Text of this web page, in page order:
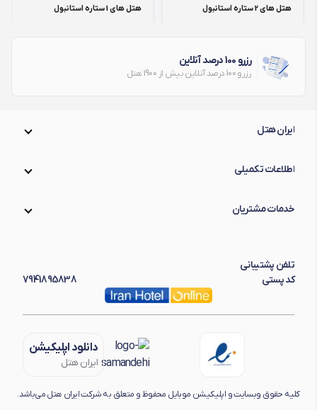
هتل های 2 ستاره استانبول هتل های 1 ستاره استانبول
رزرو 100 درصد آنلاین
رزرو 100 درصد آنلاین بیش از 1900 هتل
ایران هتل
اطلاعات تکمیلی
خدمات مشتریان
تلفن پشتیبانی
کد پستی
7941895838
دانلود اپلیکیشن
ایران هتل
کلیه حقوق وبسایت و اپلیکیشن موبایل محفوظ و متعلق به شرکت ایران هتل می‌باشد.